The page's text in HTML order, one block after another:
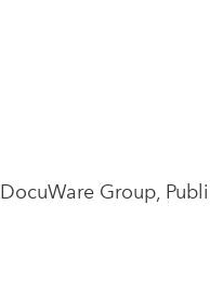
DocuWare Group,